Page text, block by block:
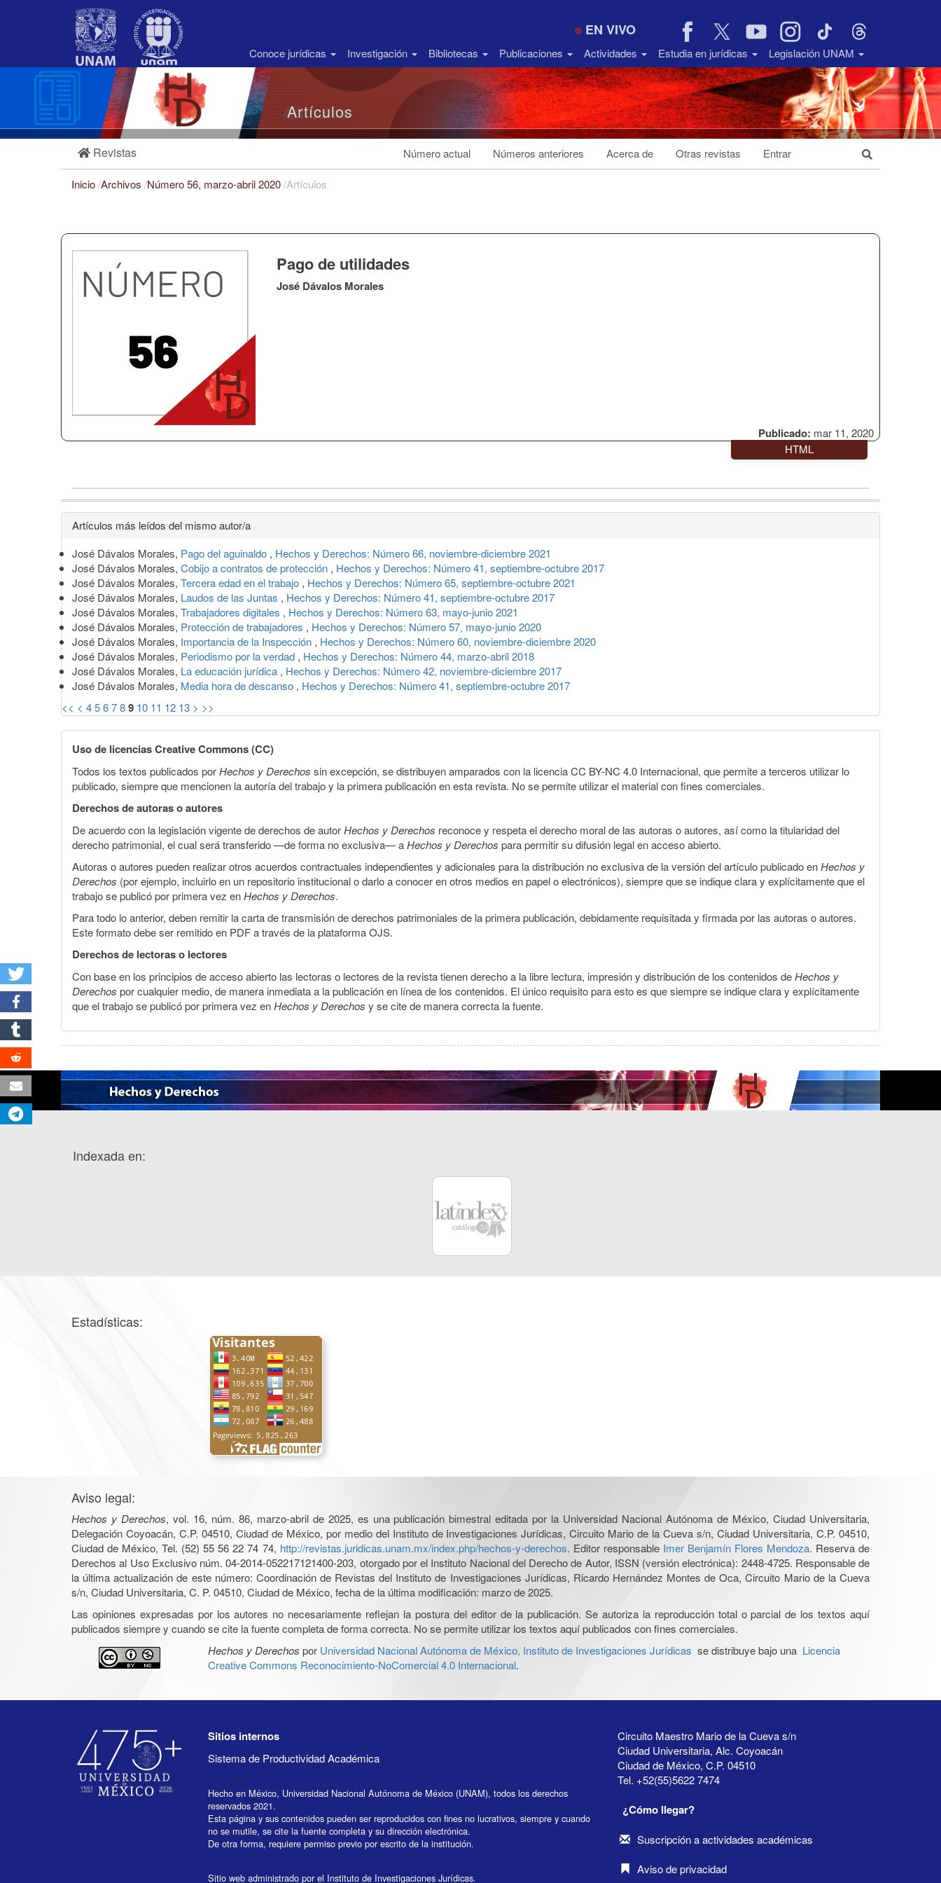
Barra
EN VIVO
Conoce jurídicas Investigación Bibliotecas Publicaciones Actividades Estudia en jurídicas Legislación UNAM
Artículos
Revistas Número actual Números anteriores Acerca de Otras revistas Entrar
Inicio/Archivos /Número 56, marzo-abril 2020/Artículos
Publicado: mar 11, 2020
Pago de utilidades
José Dávalos Morales
HTML
Detalles
del
artículo
Artículos más leídos del mismo autor/a
José Dávalos Morales, Pago del aguinaldo , Hechos y Derechos: Número 66, noviembre-diciembre 2021
José Dávalos Morales, Cobijo a contratos de protección , Hechos y Derechos: Número 41, septiembre-octubre 2017
José Dávalos Morales, Tercera edad en el trabajo , Hechos y Derechos: Número 65, septiembre-octubre 2021
José Dávalos Morales, Laudos de las Juntas , Hechos y Derechos: Número 41, septiembre-octubre 2017
José Dávalos Morales, Trabajadores digitales , Hechos y Derechos: Número 63, mayo-junio 2021
José Dávalos Morales, Protección de trabajadores , Hechos y Derechos: Número 57, mayo-junio 2020
José Dávalos Morales, Importancia de la Inspección , Hechos y Derechos: Número 60, noviembre-diciembre 2020
José Dávalos Morales, Periodismo por la verdad , Hechos y Derechos: Número 44, marzo-abril 2018
José Dávalos Morales, La educación jurídica , Hechos y Derechos: Número 42, noviembre-diciembre 2017
José Dávalos Morales, Media hora de descanso , Hechos y Derechos: Número 41, septiembre-octubre 2017
<< < 456789 10 11 12 13 > >>
Uso de licencias Creative Commons (CC)
Todos los textos publicados porHechos y Derechos sin excepción, se distribuyen amparados con la licencia CC BY-NC 4.0 Internacional, que permite a terceros utilizar lo
publicado, siempre que mencionen la autoría del trabajo y la primera publicación en esta revista. No se permite utilizar el material con fines comerciales.
Derechos de autoras o autores
De acuerdo con la legislación vigente de derechos de autorHechos y Derechos reconoce y respeta el derecho moral de las autoras o autores, así como la titularidad del
derecho patrimonial, el cual será transferido —de forma no exclusiva— aHechos y Derechos para permitir su difusión legal en acceso abierto.
Autoras o autores pueden realizar otros acuerdos contractuales independientes y adicionales para la distribución no exclusiva de la versión del artículo publicado enHechos y
Derechos (por ejemplo, incluirlo en un repositorio institucional o darlo a conocer en otros medios en papel o electrónicos), siempre que se indique clara y explícitamente que el
trabajo se publicó por primera vez enHechos y Derechos.
Para todo lo anterior, deben remitir la carta de transmisión de derechos patrimoniales de la primera publicación, debidamente requisitada y firmada por las autoras o autores.
Este formato debe ser remitido en PDF a través de la plataforma OJS.
Derechos de lectoras o lectores
Con base en los principios de acceso abierto las lectoras o lectores de la revista tienen derecho a la libre lectura, impresión y distribución de los contenidos deHechos y
Derechos por cualquier medio, de manera inmediata a la publicación en línea de los contenidos. El único requisito para esto es que siempre se indique clara y explícitamente
que el trabajo se publicó por primera vez enHechos y Derechos y se cite de manera correcta la fuente.
Indexada en:
Estadísticas:
Aviso legal:
Hechos y Derechos, vol. 16, núm. 86, marzo-abril de 2025, es una publicación bimestral editada por la Universidad Nacional Autónoma de México, Ciudad Universitaria,
Delegación Coyoacán, C.P. 04510, Ciudad de México, por medio del Instituto de Investigaciones Jurídicas, Circuito Mario de la Cueva s/n, Ciudad Universitaria, C.P. 04510,
Ciudad de México, Tel. (52) 55 56 22 74 74, http://revistas.juridicas.unam.mx/index.php/hechos-y-derechos. Editor responsable Imer Benjamín Flores Mendoza. Reserva de
Derechos al Uso Exclusivo núm. 04-2014-052217121400-203, otorgado por el Instituto Nacional del Derecho de Autor, ISSN (versión electrónica): 2448-4725. Responsable de
la última actualización de este número: Coordinación de Revistas del Instituto de Investigaciones Jurídicas, Ricardo Hernández Montes de Oca, Circuito Mario de la Cueva
s/n, Ciudad Universitaria, C. P. 04510, Ciudad de México, fecha de la última modificación: marzo de 2025.
Las opiniones expresadas por los autores no necesariamente reflejan la postura del editor de la publicación. Se autoriza la reproducción total o parcial de los textos aquí
publicados siempre y cuando se cite la fuente completa de forma correcta. No se permite utilizar los textos aquí publicados con fines comerciales.
Hechos y Derechos por Universidad Nacional Autónoma de México, Instituto de Investigaciones Jurídicas se distribuye bajo una Licencia
Creative Commons Reconocimiento-NoComercial 4.0 Internacional.
Sitios internos
Sistema de Productividad Académica
Hecho en México, Universidad Nacional Autónoma de México (UNAM), todos los derechos
reservados 2021.
Esta página y sus contenidos pueden ser reproducidos con fines no lucrativos, siempre y cuando
no se mutile, se cite la fuente completa y su dirección electrónica.
De otra forma, requiere permiso previo por escrito de la institución.
Sitio web administrado por el Instituto de Investigaciones Jurídicas.
Circuito Maestro Mario de la Cueva s/n
Ciudad Universitaria, Alc. Coyoacán
Ciudad de México, C.P. 04510
Tel. +52(55)5622 7474
¿Cómo llegar?
Suscripción a actividades académicas
Aviso de privacidad